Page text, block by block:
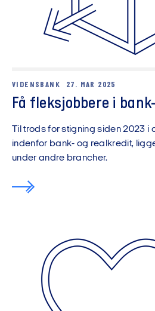
VIDENSBANK 27. MAR 2025
Få fleksjobbere i
Til trods for stigning siden 2023
indenfor bank- og realkredit,
under andre brancher.